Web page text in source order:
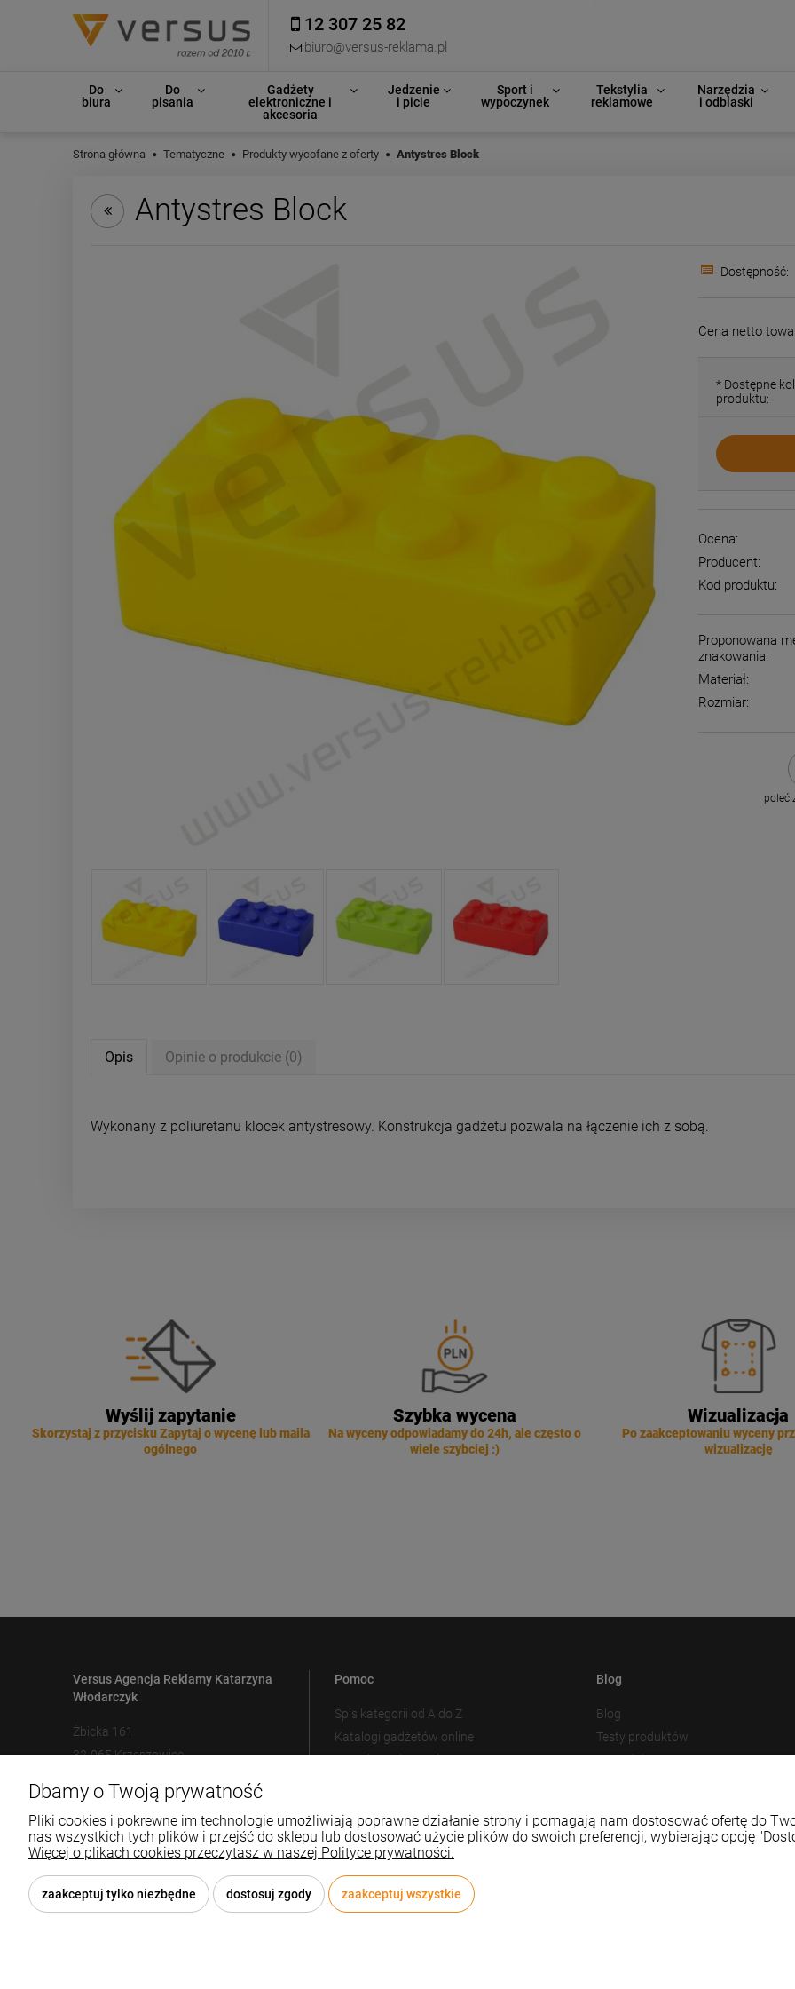
12 307 25 82
biuro@versus-reklama.pl
Do
biura
Do
pisania
Gadżety
elektroniczne i
akcesoria
Jedzenie
i picie
Sport i
wypoczynek
Tekstylia
reklamowe
Narzędzia
i odblaski
Strona główna Tematyczne Produkty wycofane z oferty Antystres Block
Antystres Block
Dostępność:
Cena netto
* Dostępne
produktu:
Ocena:
Producent:
Kod produktu:
Proponowana
znakowania:
Materiał:
Rozmiar:
poleć
Opis Opinie o produkcie (0)
Wykonany z poliuretanu klocek antystresowy. Konstrukcja gadżetu pozwala na łączenie ich z sobą.
Wyślij zapytanie
Skorzystaj z przycisku Zapytaj o wycenę lub maila
ogólnego
Szybka wycena
Na wyceny odpowiadamy do 24h, ale często o
wiele szybciej :)
Wizualizacja
Po zaakceptowaniu wyceny
wizualizację
Versus Agencja Reklamy Katarzyna
Włodarczyk
Żbicka 161
32-065 Krzeszowice
12 307 25 82
biuro@versus-reklama.pl
Pomoc
Spis kategorii od A do Z
Katalogi gadżetów online
Metody znakowania
Blog
Blog
Testy produktów
Nowości
Dbamy o Twoją prywatność
Pliki cookies i pokrewne im technologie umożliwiają poprawne działanie strony i pomagają nam dostosować ofertę do
nas wszystkich tych plików i przejść do sklepu lub dostosować użycie plików do swoich preferencji, wybierając opcję
Więcej o plikach cookies przeczytasz w naszej Polityce prywatności.
zaakceptuj tylko niezbędne dostosuj zgody zaakceptuj wszystkie